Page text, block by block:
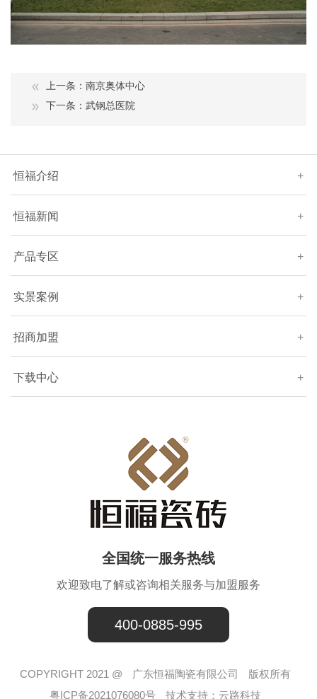
上一条：南京奥体中心
下一条：武钢总医院
恒福介绍 +
恒福新闻 +
产品专区 +
实景案例 +
招商加盟 +
下载中心 +
全国统一服务热线
欢迎致电了解或咨询相关服务与加盟服务
400-0885-995
COPYRIGHT 2021 @ 广东恒福陶瓷有限公司
版权所有
粤ICP备2021076080号
技术支持： 云路科技